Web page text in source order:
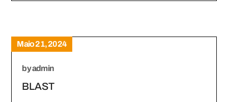
Maio 21, 2024
byadmin
BLAST